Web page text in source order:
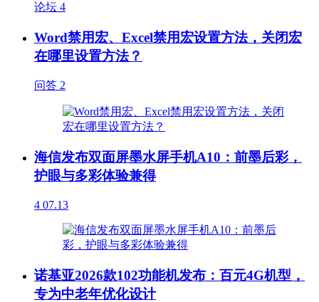
论坛 4
Word禁用宏、Excel禁用宏设置方法，关闭宏
在哪里设置方法？
问答 2
海信发布双面屏墨水屏手机A10：前墨后彩，
护眼与多彩体验兼得
4 07.13
诺基亚2026款102功能机发布：百元4G机型，
专为中老年优化设计